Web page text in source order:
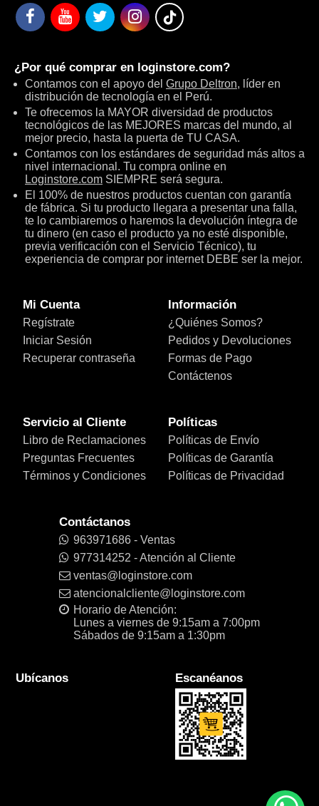
¿Por qué comprar en loginstore.com?
Contamos con el apoyo del Grupo Deltron, líder en
distribución de tecnología en el Perú.
Te ofrecemos la MAYOR diversidad de productos
tecnológicos de las MEJORES marcas del mundo, al
mejor precio, hasta la puerta de TU CASA.
Contamos con los estándares de seguridad más altos a
nivel internacional. Tu compra online en
Loginstore.com SIEMPRE será segura.
El 100% de nuestros productos cuentan con garantía
de fábrica. Si tu producto llegara a presentar una falla,
te lo cambiaremos o haremos la devolución íntegra de
tu dinero (en caso el producto ya no esté disponible,
previa verificación con el Servicio Técnico), tu
experiencia de comprar por internet DEBE ser la mejor.
Mi Cuenta
Regístrate
Iniciar Sesión
Recuperar contraseña
Información
¿Quiénes Somos?
Pedidos y Devoluciones
Formas de Pago
Contáctenos
Servicio al Cliente
Libro de Reclamaciones
Preguntas Frecuentes
Términos y Condiciones
Políticas
Políticas de Envío
Políticas de Garantía
Políticas de Privacidad
Contáctanos
963971686 - Ventas
977314252 - Atención al Cliente
ventas@loginstore.com
atencionalcliente@loginstore.com
Horario de Atención:
Lunes a viernes de 9:15am a 7:00pm
Sábados de 9:15am a 1:30pm
Ubícanos Escanéanos